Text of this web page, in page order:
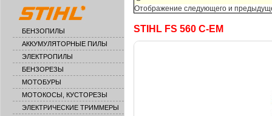
БЕНЗОПИЛЫ
АККУМУЛЯТОРНЫЕ ПИЛЫ
ЭЛЕКТРОПИЛЫ
БЕНЗОРЕЗЫ
МОТОБУРЫ
МОТОКОСЫ, КУСТОРЕЗЫ
ЭЛЕКТРИЧЕСКИЕ ТРИММЕРЫ
Отображение следующего и
STIHL FS 560 C-EM